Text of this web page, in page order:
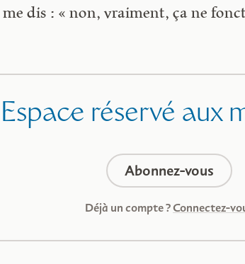
dis : « non, vraiment, ça ne
Espace réservé aux
Abonnez-vous
Déjà un compte ?Connectez-